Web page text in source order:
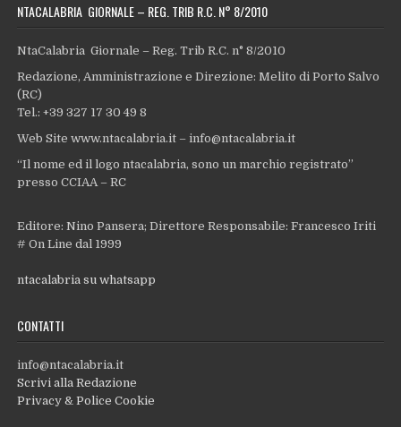
NTACALABRIA GIORNALE – REG. TRIB R.C. N° 8/2010
NtaCalabria Giornale – Reg. Trib R.C. n° 8/2010
Redazione, Amministrazione e Direzione: Melito di Porto Salvo
(RC)
Tel.: +39 327 17 30 49 8
Web Site www.ntacalabria.it – info@ntacalabria.it
“Il nome ed il logo ntacalabria, sono un marchio registrato”
presso CCIAA – RC
Editore: Nino Pansera; Direttore Responsabile: Francesco Iriti
# On Line dal 1999
ntacalabria su whatsapp
CONTATTI
info@ntacalabria.it
Scrivi alla Redazione
Privacy & Police Cookie